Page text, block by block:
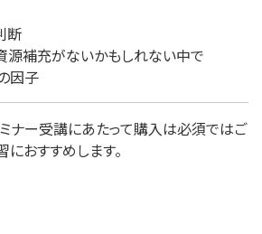
断
源補充がないかもしれない中で
因子
ナー受講にあたって購入は必須ではご
におすすめします。